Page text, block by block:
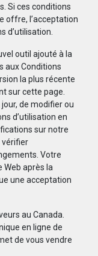
Si ces conditions
offre, l’acceptation
d’utilisation.
outil ajouté à la
aux Conditions
la plus récente
sur cette page.
de modifier ou
d’utilisation en
sur notre
vérifier
Votre
Web après la
une acceptation
au Canada.
en ligne de
de vous vendre